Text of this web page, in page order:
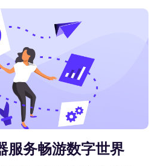
服务畅游数字世界